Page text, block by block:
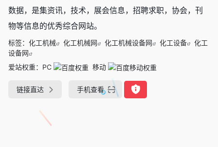
数据，是集资讯，技术，展会信息，招聘求职，协会，刊
物等信息的优秀综合网站。
标签： 化工机械 化工机械网 化工机械设备网 化工设备
化工
设备网
爱站权重： PC 移动
链接直达 手机查看